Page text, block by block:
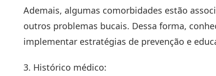
Ademais, algumas comorbidades estão
outros problemas bucais. Dessa forma,
implementar estratégias de prevenção e
3. Histórico médico: